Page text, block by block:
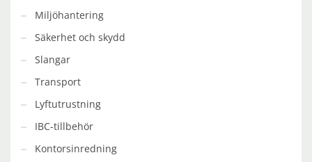
Miljöhantering
Säkerhet och skydd
Slangar
Transport
Lyftutrustning
IBC-tillbehör
Kontorsinredning